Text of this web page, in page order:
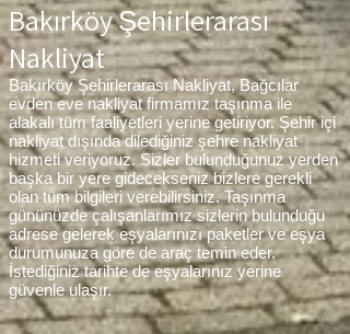
Bakırköy Şehirlerarası
Nakliyat
Bakırköy Şehirlerarası Nakliyat, Bağcılar
evden eve nakliyat firmamız taşınma ile
alakalı tüm faaliyetleri yerine getiriyor. Şehir içi
nakliyat dışında dilediğiniz şehre nakliyat
hizmeti veriyoruz. Sizler bulunduğunuz yerden
başka bir yere gidecekseniz bizlere gerekli
olan tüm bilgileri verebilirsiniz. Taşınma
gününüzde çalışanlarımız sizlerin bulunduğu
adrese gelerek eşyalarınızı paketler ve eşya
durumunuza göre de araç temin eder.
İstediğiniz tarihte de eşyalarınız yerine
güvenle ulaşır.